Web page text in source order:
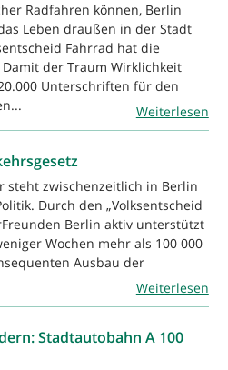
Radfahren können, Berlin
Leben draußen in der Stadt
Fahrrad hat die
der Traum Wirklichkeit
Unterschriften für den
Weiterlesen
steht zwischenzeitlich in Berlin
Durch den „Volksentscheid
Berlin aktiv unterstützt
Wochen mehr als 100 000
Ausbau der
Weiterlesen
Stadtautobahn A 100